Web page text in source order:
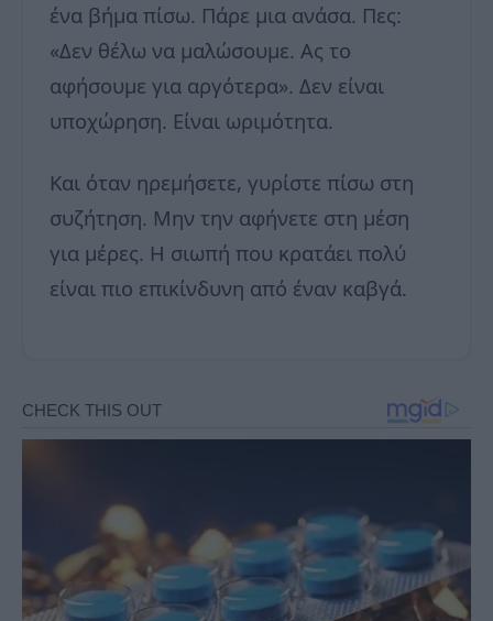
ένα βήμα πίσω. Πάρε μια ανάσα. Πες:
«Δεν θέλω να μαλώσουμε. Ας το
αφήσουμε για αργότερα». Δεν είναι
υποχώρηση. Είναι ωριμότητα.
Και όταν ηρεμήσετε, γυρίστε πίσω στη
συζήτηση. Μην την αφήνετε στη μέση
για μέρες. Η σιωπή που κρατάει πολύ
είναι πιο επικίνδυνη από έναν καβγά.